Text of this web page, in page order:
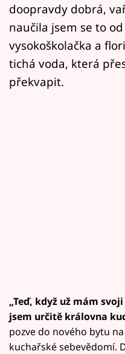
Mámy sobě
Přihlášení
doopravdy dobrá,
naučila jsem se to
vysokoškolačka a
tichá voda, která
překvapit.
„Teď, když už mám
jsem určitě královna
pozve do nového bytu
kuchařské sebevědomí.